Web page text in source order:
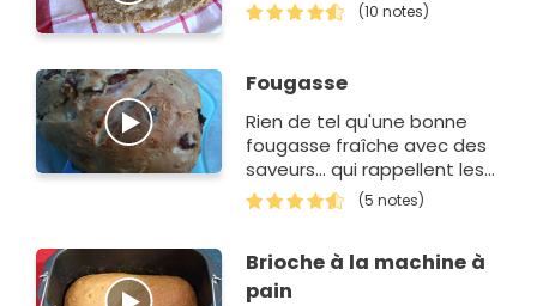
(10 notes)
Fougasse
Rien de tel qu'une bonne
fougasse fraîche avec des
saveurs... qui rappellent les
vacances.Attention spécial
machine à pain !
(5 notes)
Brioche à la machine à
pain